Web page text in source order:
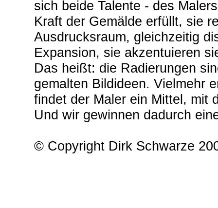
sich beide Talente - des
Kraft der Gemälde erfüllt, sie
Ausdrucksraum, gleichzeitig
Expansion, sie akzentuieren
Das heißt: die Radierungen
gemalten Bildideen. Vielmehr
findet der Maler ein Mittel, mit
Und wir gewinnen dadurch
© Copyright Dirk Schwarze